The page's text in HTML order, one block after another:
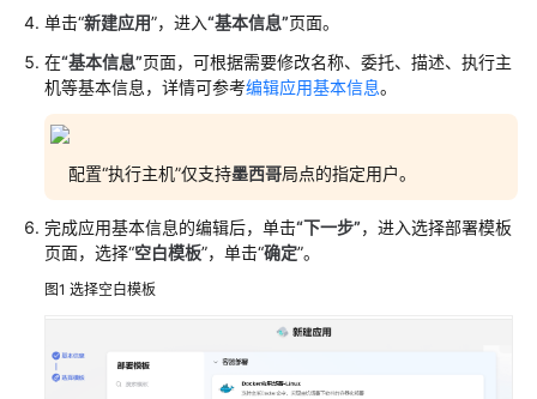
服
CodeArts
Deploy
使
流
程
开
通
单击“新建应用”，进入“基本信息”页面。
在“基本信息”页面，可根据需要修改名称、委托、描述、执行主
机等基本信息，详情可参考编辑应用基本信息。
配置“执行主机”仅支持墨西哥局点的指定用户。
完成应用基本信息的编辑后，单击“下一步”，进入选择部署模板
页面，选择“空白模板”，单击“确定”。
图1 选择空白模板